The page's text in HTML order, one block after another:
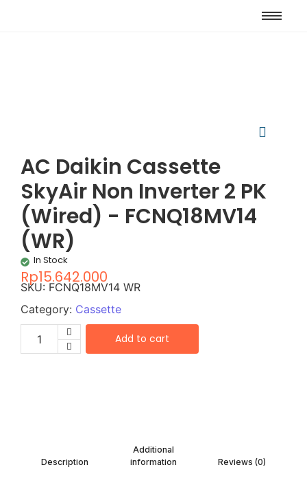
AC Daikin Cassette
SkyAir Non Inverter 2 PK
(Wired) - FCNQ18MV14
(WR)
In Stock
Rp15.642.000
SKU: FCNQ18MV14 WR
Category: Cassette
Add to cart
Description
Additional
information
Reviews (0)